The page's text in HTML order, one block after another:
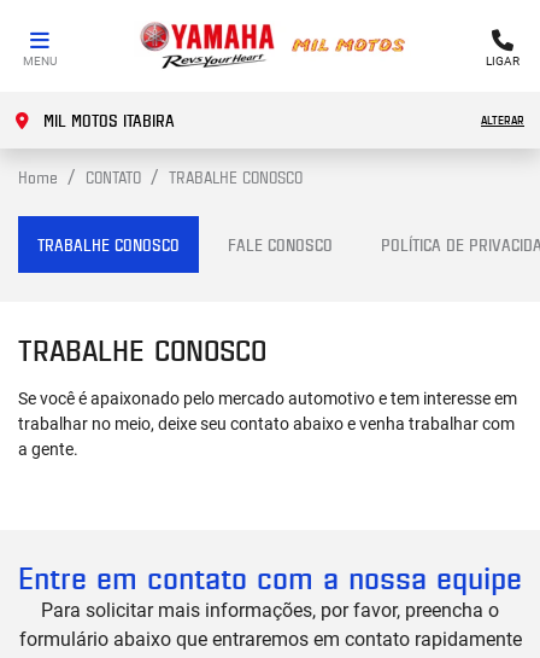
MENU LIGAR
MIL MOTOS ITABIRA ALTERAR
Home CONTATO TRABALHE CONOSCO
FALE CONOSCO
TRABALHE CONOSCO POLÍTICA DE
TRABALHE CONOSCO
Se você é apaixonado pelo mercado automotivo e tem interesse em
trabalhar no meio, deixe seu contato abaixo e venha trabalhar com
a gente.
Entre em contato com a nossa equipe
Para solicitar mais informações, por favor, preencha o
formulário abaixo que entraremos em contato rapidamente